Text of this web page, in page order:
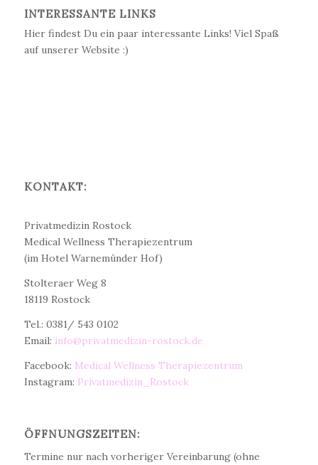
INTERESSANTE LINKS
Hier findest Du ein paar interessante Links! Viel Spaß
auf unserer Website :)
KONTAKT:
Privatmedizin Rostock
Medical Wellness Therapiezentrum
(im Hotel Warnemünder Hof)
Stolteraer Weg 8
18119 Rostock
Tel.: 0381/ 543 0102
Email: info@privatmedizin-rostock.de
Facebook: Medical Wellness Therapiezentrum
Instagram: Privatmedizin_Rostock
ÖFFNUNGSZEITEN:
Termine nur nach vorheriger Vereinbarung (ohne